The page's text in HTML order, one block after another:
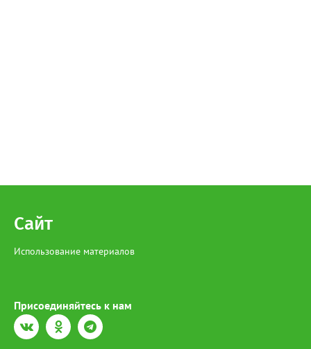
Сайт
Использование материалов
Присоединяйтесь к нам